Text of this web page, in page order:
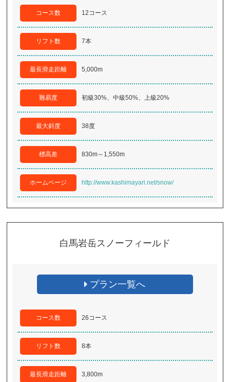
コース数 12コース
リフト数 7本
最長滑走距離 5,000m
難易度 初級30%、中級50%、上級20%
最大斜度 38度
標高差 830m～1,550m
ホームページ http://www.kashimayari.net/snow/
白馬岩岳スノーフィールド
プラン一覧へ
コース数 26コース
リフト数 8本
最長滑走距離 3,800m